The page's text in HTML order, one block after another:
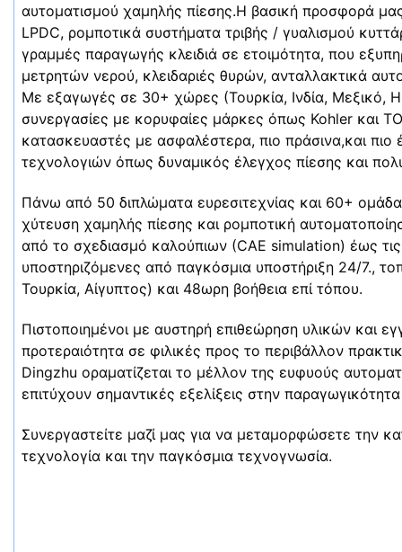
αυτοματισμού χαμηλής πίεσης.Η βασική προσφορά
LPDC, ρομποτικά συστήματα τριβής / γυαλισμού
γραμμές παραγωγής κλειδιά σε ετοιμότητα, που
μετρητών νερού, κλειδαριές θυρών, ανταλλακτικά
Με εξαγωγές σε 30+ χώρες (Τουρκία, Ινδία, Μεξικό,
συνεργασίες με κορυφαίες μάρκες όπως Kohler και
κατασκευαστές με ασφαλέστερα, πιο πράσινα,και
τεχνολογιών όπως δυναμικός έλεγχος πίεσης και
Πάνω από 50 διπλώματα ευρεσιτεχνίας και 60+
χύτευση χαμηλής πίεσης και ρομποτική
από το σχεδιασμό καλούπιων (CAE simulation) έως τις
υποστηριζόμενες από παγκόσμια υποστήριξη 24/7.,
Τουρκία, Αίγυπτος) και 48ωρη βοήθεια επί τόπου.
Πιστοποιημένοι με αυστηρή επιθεώρηση υλικών και
προτεραιότητα σε φιλικές προς το περιβάλλον
Dingzhu οραματίζεται το μέλλον της ευφυούς
επιτύχουν σημαντικές εξελίξεις στην
Συνεργαστείτε μαζί μας για να μεταμορφώσετε την
τεχνολογία και την παγκόσμια τεχνογνωσία.